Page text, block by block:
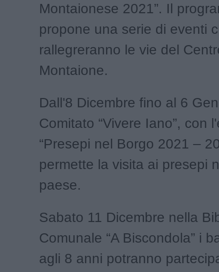
Montaionese 2021”. Il
propone una serie di eventi
rallegreranno le vie del
Montaione.
Dall'8 Dicembre fino al 6
Comitato “Vivere Iano”, con
“Presepi nel Borgo 2021 –
permette la visita ai presepi
paese.
Sabato 11 Dicembre nella
Comunale “A Biscondola” i
agli 8 anni potranno